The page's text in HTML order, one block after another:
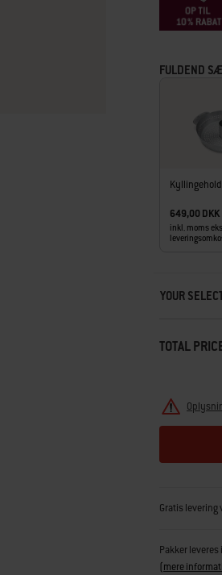
FULDEND
649,00 DKK
inkl. moms
YOUR
TOTAL
Gratis levering
Pakker
(mere